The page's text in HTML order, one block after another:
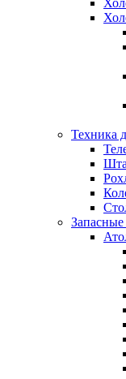
Техника
Запасные